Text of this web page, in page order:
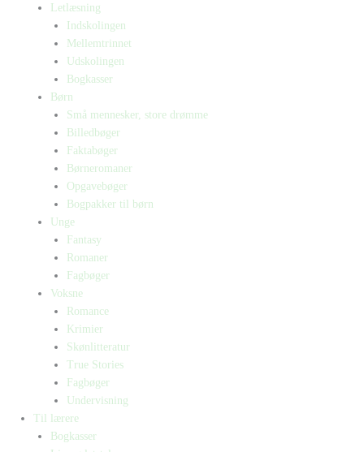
Letlæsning
Indskolingen
Mellemtrinnet
Udskolingen
Bogkasser
Børn
Små mennesker, store drømme
Billedbøger
Faktabøger
Børneromaner
Opgavebøger
Bogpakker til børn
Unge
Fantasy
Romaner
Fagbøger
Voksne
Romance
Krimier
Skønlitteratur
True Stories
Fagbøger
Undervisning
Til lærere
Bogkasser